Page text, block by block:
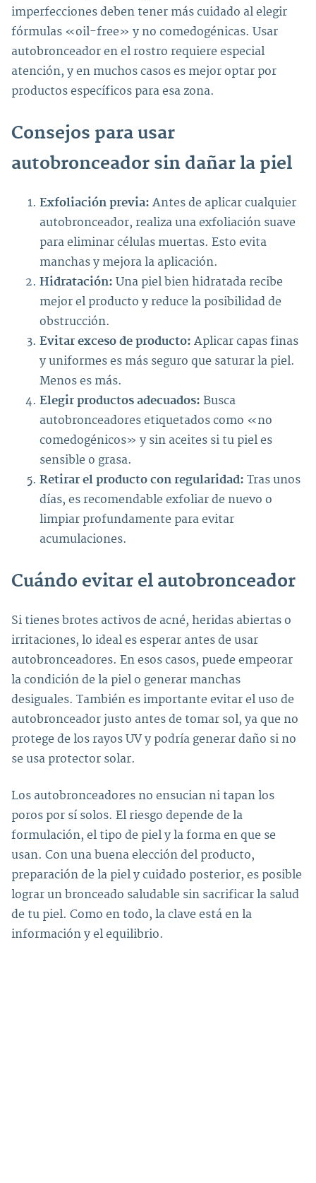
imperfecciones deben tener más cuidado al elegir
fórmulas «oil-free» y no comedogénicas. Usar
autobronceador en el rostro requiere especial
atención, y en muchos casos es mejor optar por
productos específicos para esa zona.
Consejos para usar
autobronceador sin dañar la piel
Exfoliación previa: Antes de aplicar cualquier
autobronceador, realiza una exfoliación suave
para eliminar células muertas. Esto evita
manchas y mejora la aplicación.
Hidratación: Una piel bien hidratada recibe
mejor el producto y reduce la posibilidad de
obstrucción.
Evitar exceso de producto: Aplicar capas finas
y uniformes es más seguro que saturar la piel.
Menos es más.
Elegir productos adecuados: Busca
autobronceadores etiquetados como «no
comedogénicos» y sin aceites si tu piel es
sensible o grasa.
Retirar el producto con regularidad: Tras unos
días, es recomendable exfoliar de nuevo o
limpiar profundamente para evitar
acumulaciones.
Cuándo evitar el autobronceador
Si tienes brotes activos de acné, heridas abiertas o
irritaciones, lo ideal es esperar antes de usar
autobronceadores. En esos casos, puede empeorar
la condición de la piel o generar manchas
desiguales. También es importante evitar el uso de
autobronceador justo antes de tomar sol, ya que no
protege de los rayos UV y podría generar daño si no
se usa protector solar.
Los autobronceadores no ensucian ni tapan los
poros por sí solos. El riesgo depende de la
formulación, el tipo de piel y la forma en que se
usan. Con una buena elección del producto,
preparación de la piel y cuidado posterior, es posible
lograr un bronceado saludable sin sacrificar la salud
de tu piel. Como en todo, la clave está en la
información y el equilibrio.